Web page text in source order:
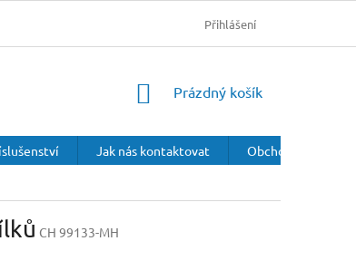
Přihlášení
NÁKUPNÍ
Prázdný košík
Jak nás kontaktovat
Obchodní
CH 99133-MH